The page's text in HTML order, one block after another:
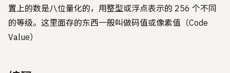
置上的数是八位量化的，用整型或浮点表示的 256 个不同
的等级。这里面存的东西一般叫做码值或像素值（Code
Value）